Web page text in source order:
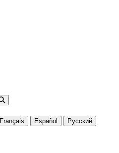
Français Español
Русский